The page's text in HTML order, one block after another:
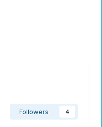
Followers 4